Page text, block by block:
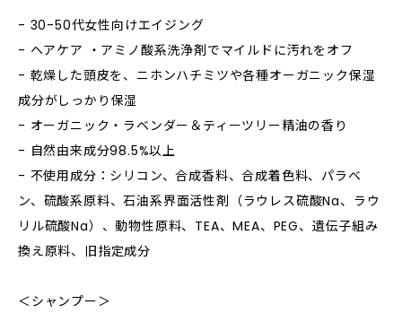
- 30-50代女性向けエイジング
- ヘアケア ・アミノ酸系洗浄剤でマイルドに汚れをオフ
- 乾燥した頭皮を、ニホンハチミツや各種オーガニック保湿
成分がしっかり保湿
- オーガニック・ラベンダー＆ティーツリー精油の香り
- 自然由来成分98.5%以上
- 不使用成分：シリコン、合成香料、合成着色料、パラベ
ン、硫酸系原料、石油系界面活性剤（ラウレス硫酸Na、ラウ
リル硫酸Na）、動物性原料、TEA、MEA、PEG、遺伝子組み
換え原料、旧指定成分
＜シャンプー＞